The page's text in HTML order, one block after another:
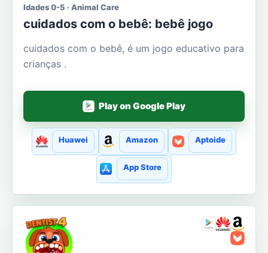
Idades 0-5 · Animal Care
cuidados com o bebê: bebê jogo
cuidados com o bebê, é um jogo educativo para
crianças .
Play on Google Play
Huawei Amazon Aptoide
App Store